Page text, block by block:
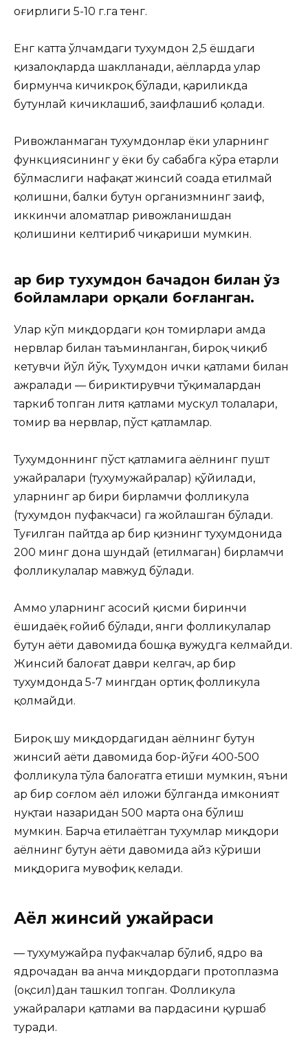
оғирлиги 5-10 г.га тенг.
Енг катта ўлчамдаги тухумдон 2,5 ёшдаги
қизалоқларда шаклланади, аёлларда улар
бирмунча кичикроқ бўлади, қариликда
бутунлай кичиклашиб, заифлашиб қолади.
Ривожланмаган тухумдонлар ёки уларнинг
функциясининг у ёки бу сабабга кўра етарли
бўлмаслиги нафақат жинсий соҳада етилмай
қолишни, балки бутун организмнинг заиф,
иккинчи аломатлар ривожланишдан
қолишини келтириб чиқариши мумкин.
Ҳар бир тухумдон бачадон билан ўз
бойламлари орқали боғланган.
Улар кўп миқдордаги қон томирлари ҳамда
нервлар билан таъминланган, бироқ чиқиб
кетувчи йўл йўқ. Тухумдон ички қатлами билан
ажралади — бириктирувчи тўқималардан
таркиб топган литя қатлами мускул толалари,
томир ва нервлар, пўст қатламлар.
Тухумдоннинг пўст қатламига аёлнинг пушт
ҳужайралари (тухумҳужайралар) қўйилади,
уларнинг ҳар бири бирламчи фолликула
(тухумдон пуфакчаси) га жойлашган бўлади.
Туғилган пайтда ҳар бир қизнинг тухумдонида
200 минг дона шундай (етилмаган) бирламчи
фолликулалар мавжуд бўлади.
Аммо уларнинг асосий қисми биринчи
ёшидаёқ ғойиб бўлади, янги фолликулалар
бутун ҳаёти давомида бошқа вужудга келмайди.
Жинсий балоғат даври келгач, ҳар бир
тухумдонда 5-7 мингдан ортиқ фолликула
қолмайди.
Бироқ шу миқдордагидан аёлнинг бутун
жинсий ҳаёти давомида бор-йўғи 400-500
фолликула тўла балоғатга етиши мумкин, яъни
ҳар бир соғлом аёл иложи бўлганда имконият
нуқтаи назаридан 500 марта она бўлиш
мумкин. Барча етилаётган тухумлар миқдори
аёлнинг бутун ҳаёти давомида ҳайз кўриши
миқдорига мувофиқ келади.
Аёл жинсий ҳужайраси
— тухумҳужайра пуфакчалар бўлиб, ядро ва
ядрочадан ва анча миқдордаги протоплазма
(оқсил)дан ташкил топган. Фолликула
ҳужайралари қатлами ва пардасини қуршаб
туради.